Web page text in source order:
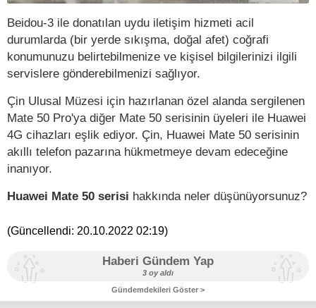
Beidou-3 ile donatılan uydu iletişim hizmeti acil
durumlarda (bir yerde sıkışma, doğal afet) coğrafi
konumunuzu belirtebilmenize ve kişisel bilgilerinizi ilgili
servislere gönderebilmenizi sağlıyor.
Çin Ulusal Müzesi için hazırlanan özel alanda sergilenen
Mate 50 Pro'ya diğer Mate 50 serisinin üyeleri ile Huawei
4G cihazları eşlik ediyor. Çin, Huawei Mate 50 serisinin
akıllı telefon pazarına hükmetmeye devam edeceğine
inanıyor.
Huawei Mate 50 serisi hakkında neler düşünüyorsunuz?
(Güncellendi: 20.10.2022 02:19)
Haberi Gündem Yap
3 oy aldı
Gündemdekileri Göster >